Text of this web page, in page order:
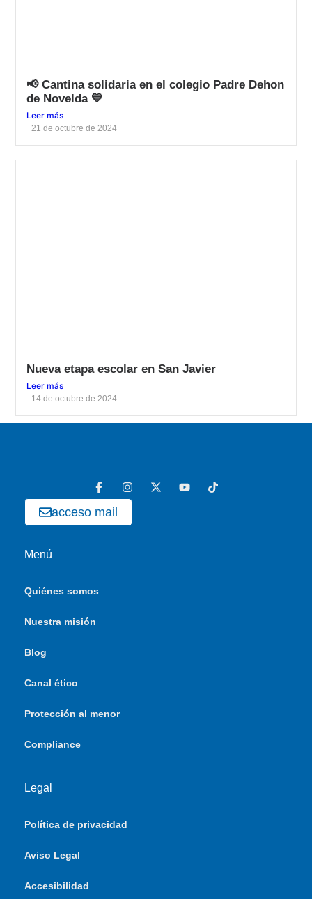
📢 Cantina solidaria en el colegio Padre Dehon
de Novelda 💙
Leer más
21 de octubre de 2024
Nueva etapa escolar en San Javier
Leer más
14 de octubre de 2024
acceso mail
Menú
Quiénes somos
Nuestra misión
Blog
Canal ético
Protección al menor
Compliance
Legal
Política de privacidad
Aviso Legal
Accesibilidad